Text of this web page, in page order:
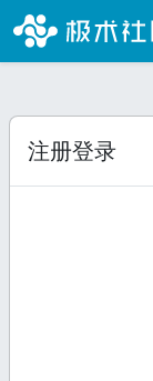
注册登录